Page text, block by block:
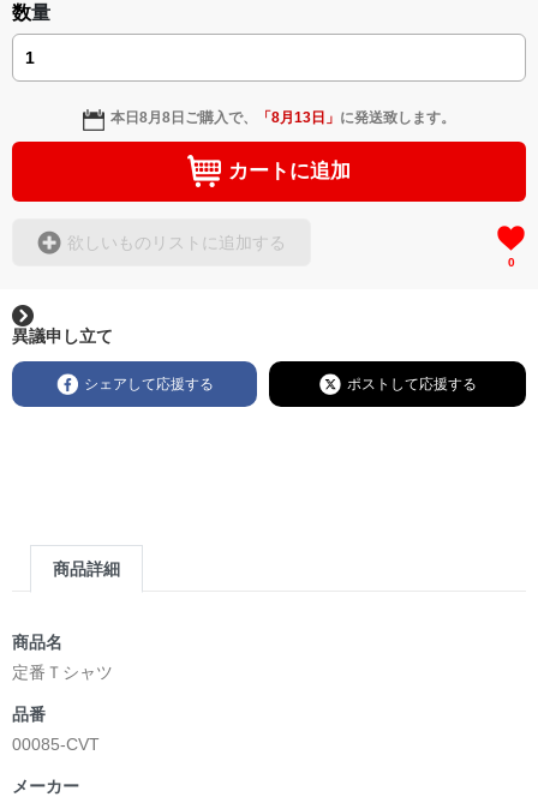
数量
本日8月8日 ご購入で、 「8月13日 」 に発送致します。
カートに追加
欲しいものリストに追加する
0
異議申し立て
シェアして応援する ポストして応援する
商品詳細
商品名
定番Ｔシャツ
品番
00085-CVT
メーカー